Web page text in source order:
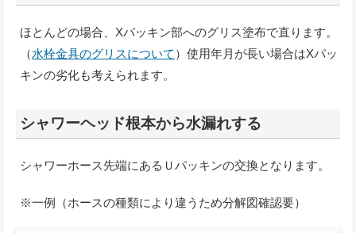
ほとんどの場合、Xパッキン部へのグリス塗布で直ります。
（水栓金具のグリスについて ）使用年月が長い場合はXパッ
キンの劣化も考えられます。
シャワーヘッド根本から水漏れする
シャワーホース先端にあるＵパッキンの交換となります。
※一例（ホースの種類により違うため分解図確認要）